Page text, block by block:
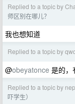
Replied to a topic by
师区别在哪儿？
我也想知道
Replied to a topic by
@obeyatonce 是的，
Replied to a topic by
吓学生）